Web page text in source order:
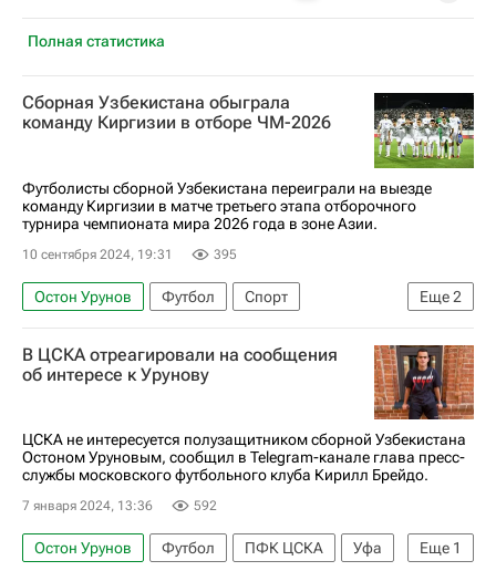
Полная статистика
Сборная Узбекистана обыграла
команду Киргизии в отборе ЧМ-2026
Футболисты сборной Узбекистана переиграли на выезде
команду Киргизии в матче третьего этапа отборочного
турнира чемпионата мира 2026 года в зоне Азии.
10 сентября 2024, 19:31 395
Еще2
Остон Урунов Футбол
Спорт
Элдор Шомуродов
Киргизия
В ЦСКА отреагировали на сообщения
об интересе к Урунову
ЦСКА не интересуется полузащитником сборной Узбекистана
Остоном Уруновым, сообщил в Telegram-канале глава пресс-
службы московского футбольного клуба Кирилл Брейдо.
7 января 2024, 13:36 592
Еще 1
Остон Урунов Футбол ПФК ЦСКА
Уфа